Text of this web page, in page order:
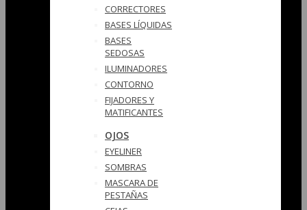
CORRECTORES
BASES LÍQUIDAS
BASES
SEDOSAS
ILUMINADORES
CONTORNO
FIJADORES Y
MATIFICANTES
OJOS
EYELINER
SOMBRAS
MASCARA DE
PESTAÑAS